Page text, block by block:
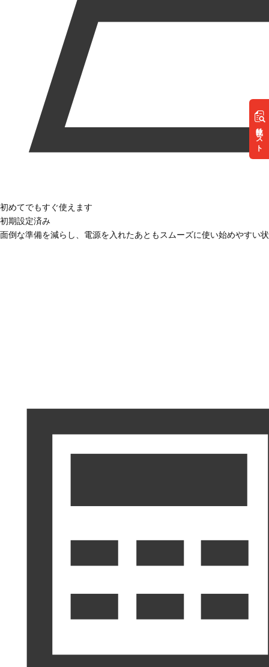
リスト
初めてでもすぐ使えます
初期設定済み
面倒な準備を減らし、電源を入れたあともスムーズに使い始めやすい